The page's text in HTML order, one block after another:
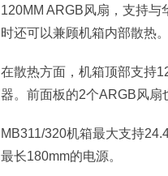
120MM ARGB风扇，支持
时还可以兼顾机箱内部散热。
在散热方面，机箱顶部支持
器。前面板的2个ARGB风扇
MB311/320机箱最大支持
最长180mm的电源。